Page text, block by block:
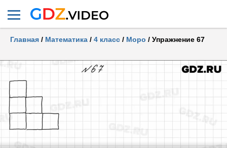
Главная / Математика / 4 класс / Моро / Упражнение 67